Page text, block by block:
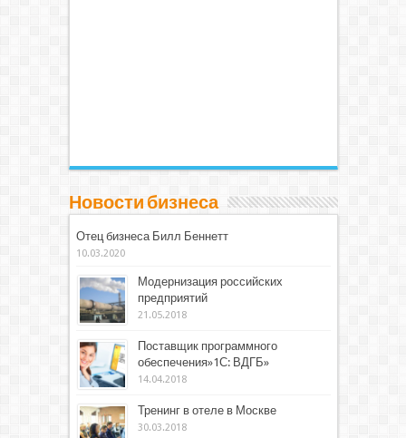
Новости бизнеса
Отец бизнеса Билл Беннетт
10.03.2020
Модернизация российских
предприятий
21.05.2018
Поставщик программного
обеспечения»1С: ВДГБ»
14.04.2018
Тренинг в отеле в Москве
30.03.2018